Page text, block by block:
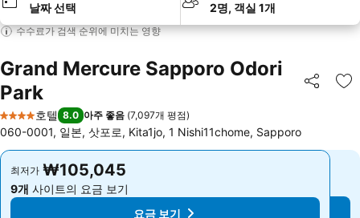
날짜 선택 2명, 객실 1개
수수료가 검색 순위에 미치는 영향
Grand Mercure Sapporo Odori
Park
공유 즐
4 성급
호텔 8.0 아주 좋음 (7,097개 평점)
060-0001, 일본, 삿포로, Kita1jo, 1 Nishi11chome, Sapporo
최저가 ₩105,045
9개 사이트의 요금 보기
요금 보기
최저가 ₩105,045
9개 사이트의 요금 보기
요금 보기